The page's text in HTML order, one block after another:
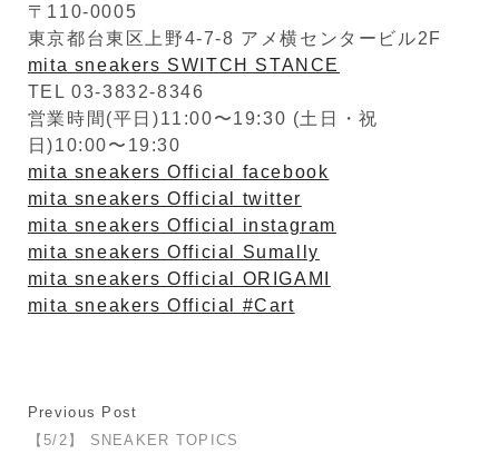
〒110-0005
東京都台東区上野4-7-8 アメ横センタービル2F
mita sneakers SWITCH STANCE
TEL 03-3832-8346
営業時間(平日)11:00〜19:30 (土日・祝
日)10:00〜19:30
mita sneakers Official facebook
mita sneakers Official twitter
mita sneakers Official instagram
mita sneakers Official Sumally
mita sneakers Official ORIGAMI
mita sneakers Official #Cart
Previous Post
【5/2】 SNEAKER TOPICS